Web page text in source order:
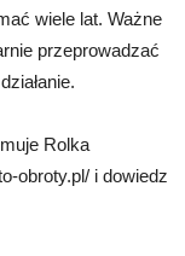
wiele lat. Ważne
przeprowadzać
Rolka
obroty.pl/ i dowiedz